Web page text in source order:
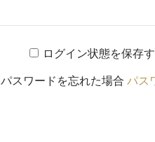
ログイン状態を保存
パスワードを忘れた場合 パス